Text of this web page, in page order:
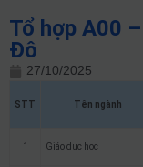
Tổ hợp A00
Đô
27/10/2025
STT Tên ngành
1 Giáo dục học